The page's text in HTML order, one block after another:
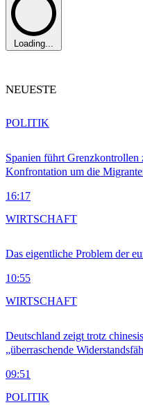
Loading...
NEUESTE
Spanien führt
Konfrontation um die
16:17
POLITIK
Das eigentliche Problem der
10:55
WIRTSCHAFT
Deutschland zeigt trotz
„überraschende
09:51
WIRTSCHAFT
POLITIK